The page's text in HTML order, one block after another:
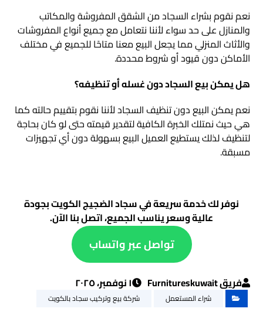
نعم نقوم بشراء السجاد من الشقق المفروشة والمكاتب
والمنازل على حد سواء لأننا نتعامل مع جميع أنواع المفروشات
والأثاث المنزلي مما يجعل البيع معنا متاحًا للجميع في مختلف
الأماكن دون قيود أو شروط محددة.
هل يمكن بيع السجاد دون غسله أو تنظيفه؟
نعم يمكن البيع دون تنظيف السجاد لأننا نقوم بتقييم حالته كما
هي حيث نمتلك الخبرة الكافية لتقدير قيمته حتى لو كان بحاجة
لتنظيف لذلك يستطيع العميل البيع بسهولة دون أي تجهيزات
مسبقة.
نوفر لك خدمة سريعة في سجاد الضجيج الكويت بجودة
عالية وسعر يناسب الجميع، اتصل بنا الآن.
تواصل عبر واتساب
فريق Furnitureskuwait ١ نوفمبر، ٢٠٢٥
شراء المستعمل شركة بيع وتركيب سجاد بالكويت